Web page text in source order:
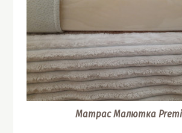
Матрас Малютка